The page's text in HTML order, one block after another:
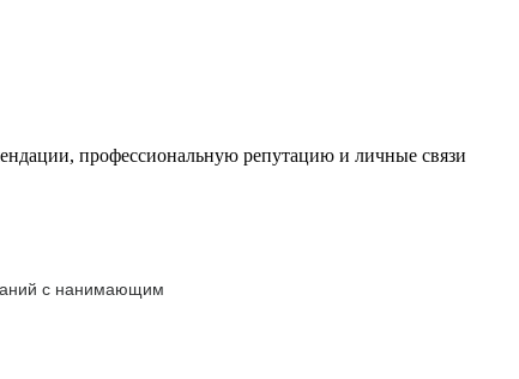
профессиональную репутацию и личные связи
с нанимающим